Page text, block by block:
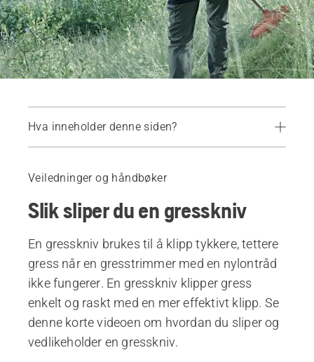
Hva inneholder denne siden?
Veiledninger og håndbøker
Slik sliper du en gresskniv
En gresskniv brukes til å klipp tykkere, tettere
gress når en gresstrimmer med en nylontråd
ikke fungerer. En gresskniv klipper gress
enkelt og raskt med en mer effektivt klipp. Se
denne korte videoen om hvordan du sliper og
vedlikeholder en gresskniv.